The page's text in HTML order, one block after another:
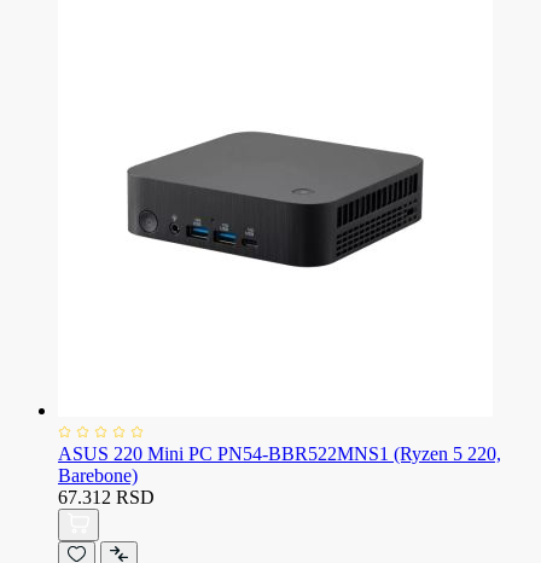
ASUS 220 Mini PC PN54-BBR522MNS1 (Ryzen 5 220,
Barebone)
67.312 RSD